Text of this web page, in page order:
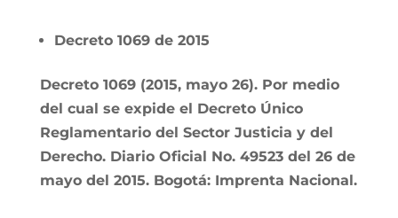
Decreto 1069 de 2015
Decreto 1069 (2015, mayo 26). Por medio
del cual se expide el Decreto Único
Reglamentario del Sector Justicia y del
Derecho. Diario Oficial No. 49523 del 26 de
mayo del 2015. Bogotá: Imprenta Nacional.